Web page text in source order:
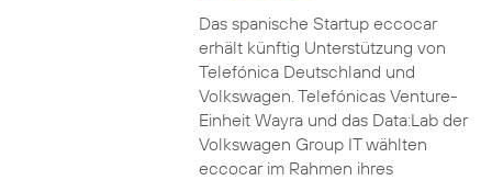
Das spanische Startup eccocar
erhält künftig Unterstützung von
Telefónica Deutschland und
Volkswagen. Telefónicas Venture-
Einheit Wayra und das Data:Lab der
Volkswagen Group IT wählten
eccocar im Rahmen ihres